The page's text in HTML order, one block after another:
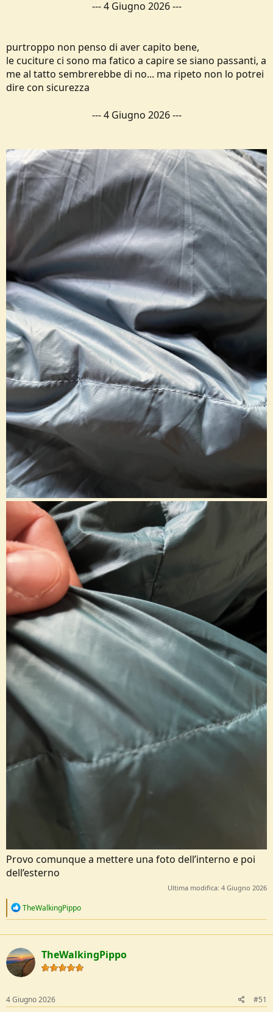
---4 Giugno 2026---
purtroppo non penso di aver capito bene,
le cuciture ci sono ma fatico a capire se siano passanti, a
me al tatto sembrerebbe di no... ma ripeto non lo potrei
dire con sicurezza
---4 Giugno 2026---
Provo comunque a mettere una foto dell’interno e poi
dell’esterno
Ultima modifica: 4 Giugno 2026
R
c
t
i
o
n
TheWalkingPippo
TheWalkingPippo
4 Giugno 2026 #51